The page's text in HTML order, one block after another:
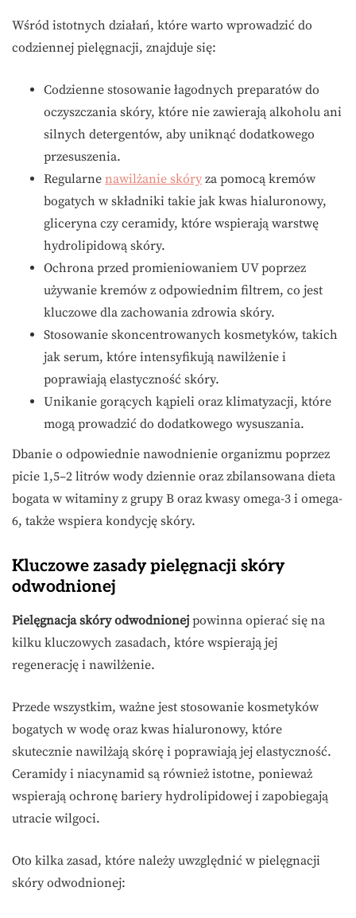
Wśród istotnych działań, które warto wprowadzić do
codziennej pielęgnacji, znajduje się:
Codzienne stosowanie łagodnych preparatów do
oczyszczania skóry, które nie zawierają alkoholu ani
silnych detergentów, aby uniknąć dodatkowego
przesuszenia.
Regularne nawilżanie skóry za pomocą kremów
bogatych w składniki takie jak kwas hialuronowy,
gliceryna czy ceramidy, które wspierają warstwę
hydrolipidową skóry.
Ochrona przed promieniowaniem UV poprzez
używanie kremów z odpowiednim filtrem, co jest
kluczowe dla zachowania zdrowia skóry.
Stosowanie skoncentrowanych kosmetyków, takich
jak serum, które intensyfikują nawilżenie i
poprawiają elastyczność skóry.
Unikanie gorących kąpieli oraz klimatyzacji, które
mogą prowadzić do dodatkowego wysuszania.
Dbanie o odpowiednie nawodnienie organizmu poprzez
picie 1,5–2 litrów wody dziennie oraz zbilansowana dieta
bogata w witaminy z grupy B oraz kwasy omega-3 i omega-
6, także wspiera kondycję skóry.
Kluczowe zasady pielęgnacji skóry
odwodnionej
Pielęgnacja skóry odwodnionej powinna opierać się na
kilku kluczowych zasadach, które wspierają jej
regenerację i nawilżenie.
Przede wszystkim, ważne jest stosowanie kosmetyków
bogatych w wodę oraz kwas hialuronowy, które
skutecznie nawilżają skórę i poprawiają jej elastyczność.
Ceramidy i niacynamid są również istotne, ponieważ
wspierają ochronę bariery hydrolipidowej i zapobiegają
utracie wilgoci.
Oto kilka zasad, które należy uwzględnić w pielęgnacji
skóry odwodnionej: